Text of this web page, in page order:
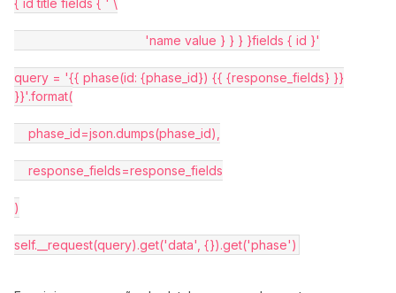
{ id title fields { ' \
'name value } } } }fields { id }'
query = '{{ phase(id: {phase_id}) {{ {response_fields} }}
}}'.format(
phase_id=json.dumps(phase_id),
response_fields=response_fields
)
self.__request(query).get('data', {}).get('phase')